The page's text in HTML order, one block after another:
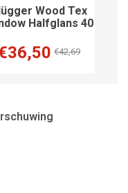
Wood Tex
Halfglans 40
€42,69